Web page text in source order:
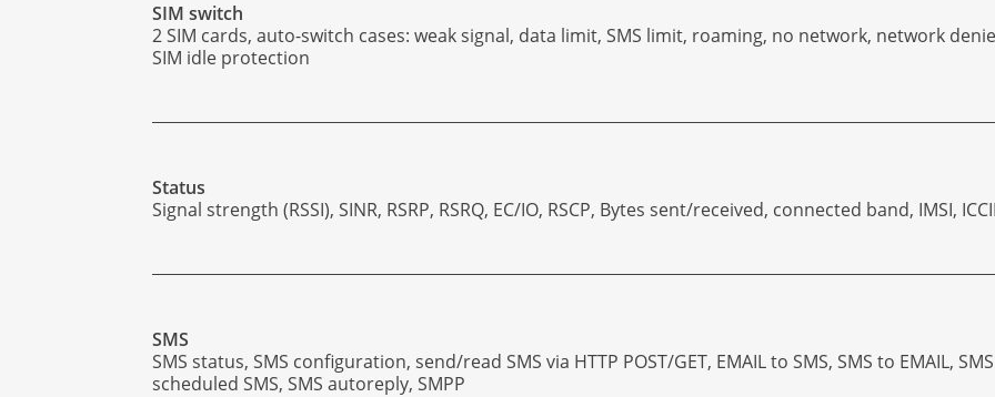
SIM switch
2 SIM cards, auto-switch cases: weak signal, data limit, SMS limit, roaming, no network, network
SIM idle protection
Status
Signal strength (RSSI), SINR, RSRP, RSRQ, EC/IO, RSCP, Bytes sent/received, connected band, IMSI,
SMS
SMS status, SMS configuration, send/read SMS via HTTP POST/GET, EMAIL to SMS, SMS to EMAIL,
scheduled SMS, SMS autoreply, SMPP